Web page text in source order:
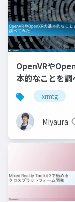
OpenVRや
本的なことを調
た
xrmtg
Miyaura